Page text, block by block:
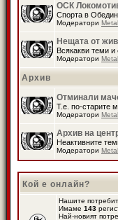
ОСК
Спорта в
Модератори
Нещата от
Всякакви теми и
Модератори
Архив
Отминали
Т.е. по-старите
Модератори
Архив на
Неактивните
Модератори
Кой е онлайн?
Нашите
Имаме 143
Най-новият